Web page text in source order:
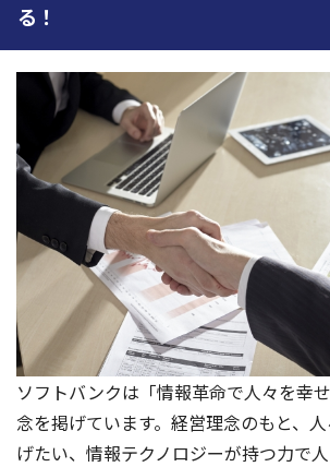
る！
ソフトバンクは「情報革命で人々を幸
念を掲げています。経営理念のもと、
げたい、情報テクノロジーが持つ力で